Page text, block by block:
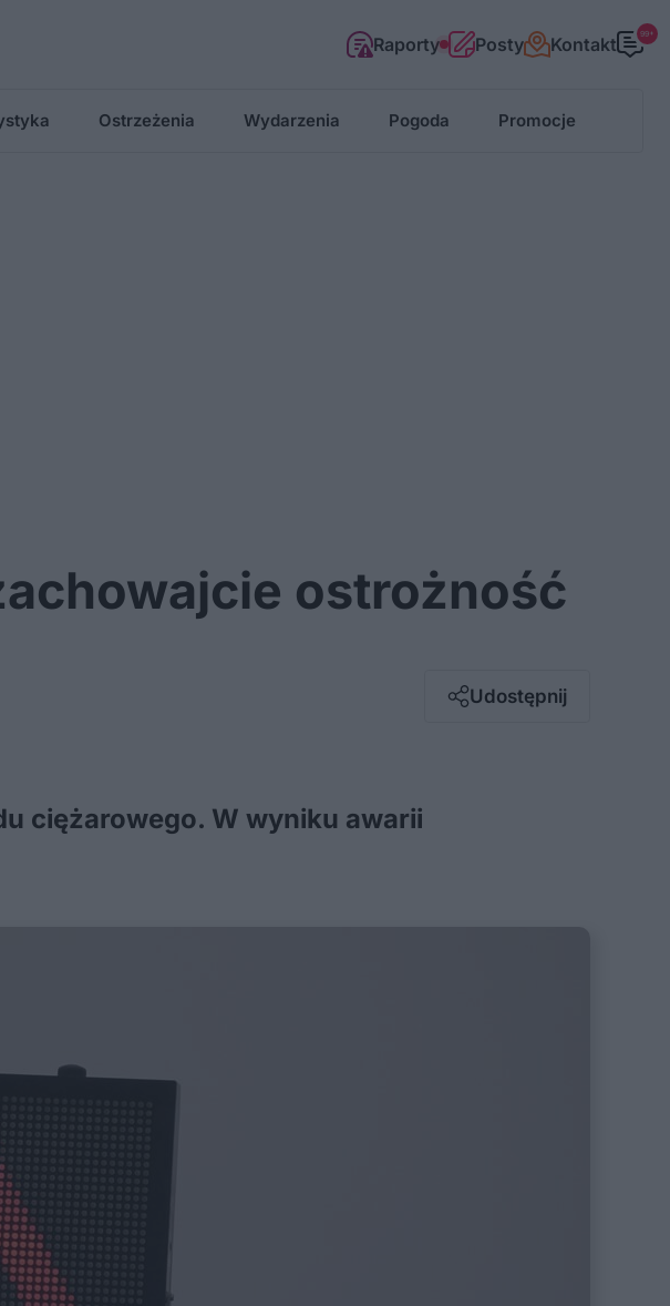
Raporty Posty Kontakt 99+
Ostrzeżenia Wydarzenia Pogoda Promocje
ostrożność
Udostępnij
Messenger
ciężarowego. W wyniku awarii